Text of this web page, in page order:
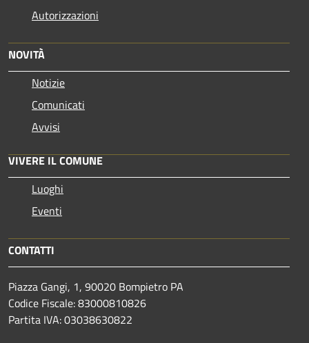
Autorizzazioni
NOVITÀ
Notizie
Comunicati
Avvisi
VIVERE IL COMUNE
Luoghi
Eventi
CONTATTI
Piazza Gangi, 1, 90020 Bompietro PA
Codice Fiscale: 83000810826
Partita IVA: 03038630822